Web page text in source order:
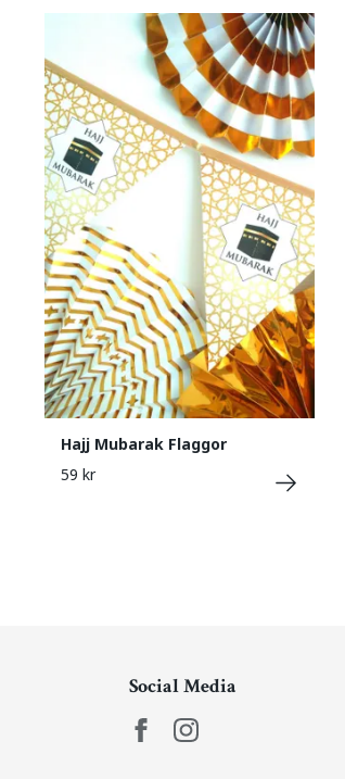
Hajj Mubarak Flaggor
59 kr
Social Media